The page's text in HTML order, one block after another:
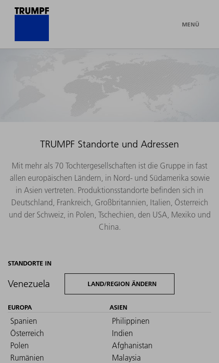
MENÜ
TRUMPF Standorte und Adressen
Mit mehr als 70 Tochtergesellschaften ist die Gruppe in fast
allen europäischen Ländern, in Nord- und Südamerika sowie
in Asien vertreten. Produktionsstandorte befinden sich in
Deutschland, Frankreich, Großbritannien, Italien, Österreich
und der Schweiz, in Polen, Tschechien, den USA, Mexiko und
China.
STANDORTE IN
Venezuela LAND/REGION ÄNDERN
EUROPA
Spanien
Österreich
Polen
Rumänien
ASIEN
Philippinen
Indien
Afghanistan
Malaysia